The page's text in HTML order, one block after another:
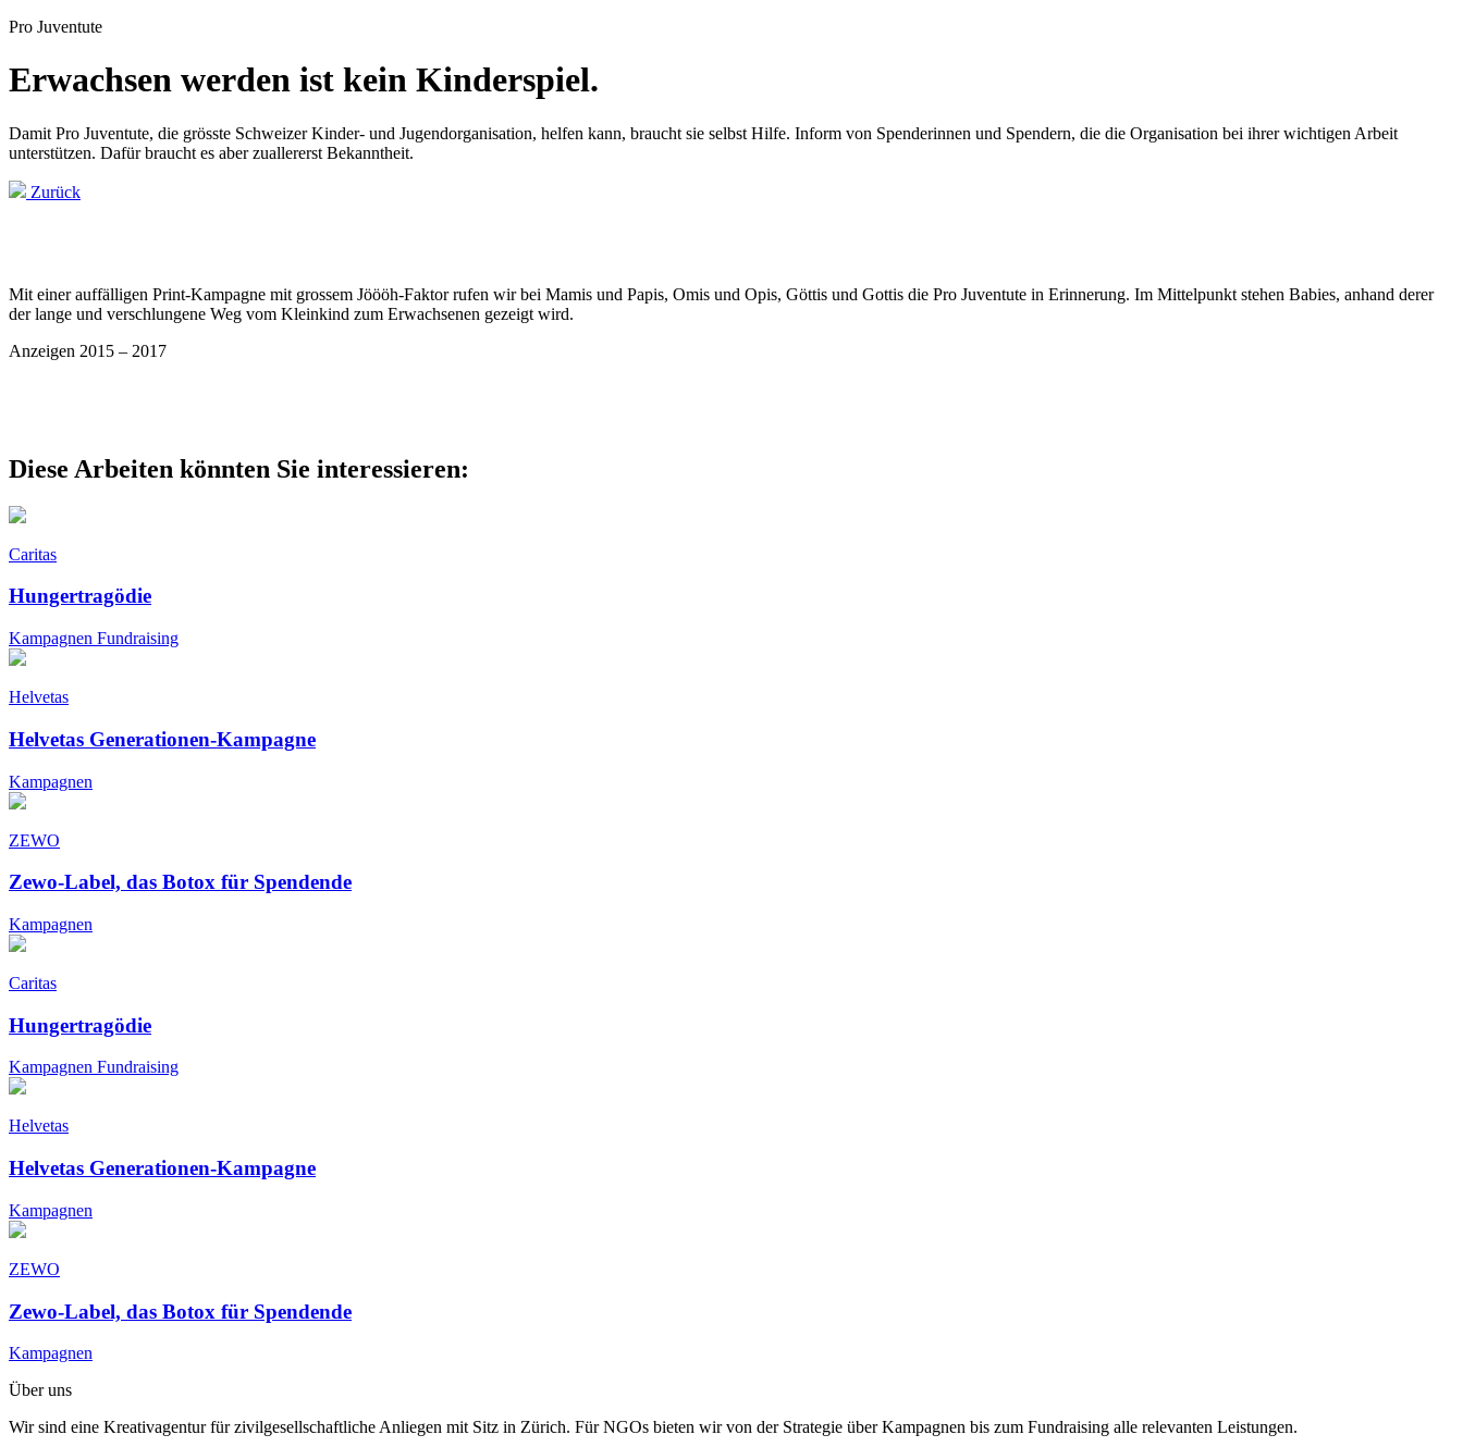
Pro Juventute
Erwachsen werden ist kein Kinderspiel.
Damit Pro Juventute, die grösste Schweizer Kinder- und Jugendorganisation, helfen kann, braucht sie selbst Hilfe. Inform von Spenderinnen und Spendern, die die Organisation bei ihrer wichtigen Arbeit
unterstützen. Dafür braucht es aber zuallererst Bekanntheit.
Zurück
Mit einer auffälligen Print-Kampagne mit grossem Jöööh-Faktor rufen wir bei Mamis und Papis, Omis und Opis, Göttis und Gottis die Pro Juventute in Erinnerung. Im Mittelpunkt stehen Babies, anhand derer
der lange und verschlungene Weg vom Kleinkind zum Erwachsenen gezeigt wird.
Anzeigen 2015 – 2017
Diese Arbeiten könnten Sie interessieren:
Caritas
Hungertragödie
Kampagnen Fundraising
Helvetas
Helvetas Generationen-Kampagne
Kampagnen
ZEWO
Zewo-Label, das Botox für Spendende
Kampagnen
Caritas
Hungertragödie
Kampagnen Fundraising
Helvetas
Helvetas Generationen-Kampagne
Kampagnen
ZEWO
Zewo-Label, das Botox für Spendende
Kampagnen
Über uns
Wir sind eine Kreativagentur für zivilgesellschaftliche Anliegen mit Sitz in Zürich. Für NGOs bieten wir von der Strategie über Kampagnen bis zum Fundraising alle relevanten Leistungen.